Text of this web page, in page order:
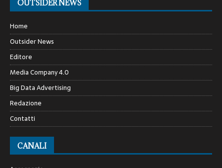
OUTSIDER NEWS
Home
Outsider News
Editore
Media Company 4.0
Big Data Advertising
Redazione
Contatti
CANALI